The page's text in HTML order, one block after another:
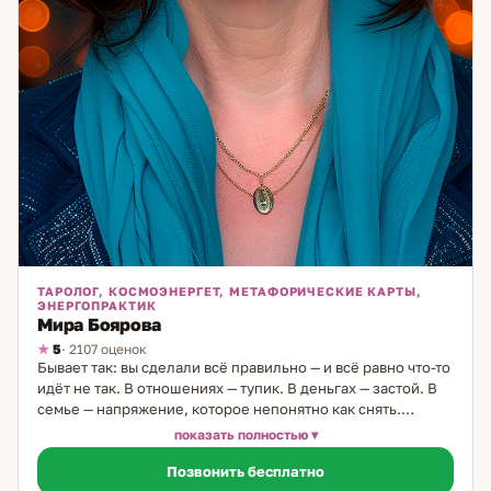
ТАРОЛОГ, КОСМОЭНЕРГЕТ, МЕТАФОРИЧЕСКИЕ КАРТЫ,
ЭНЕРГОПРАКТИК
Мира Боярова
5· 2107 оценок
Бывает так: вы сделали всё правильно — и всё равно что-то
идёт не так. В отношениях — тупик. В деньгах — застой. В
семье — напряжение, которое непонятно как снять.
Именно с таким приходят ко мне. Я таролог и
космоэнергет, практикую 35 лет. Мой путь начался в
детстве — до шести лет я жила у бабушки в деревне,
показать полностью
Позвонить бесплатно